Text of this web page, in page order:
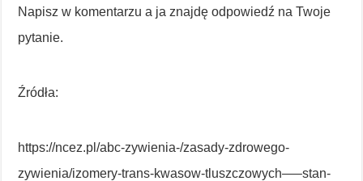
Napisz w komentarzu a ja znajdę odpowiedź na Twoje
pytanie.
Źródła:
https://ncez.pl/abc-zywienia-/zasady-zdrowego-
zywienia/izomery-trans-kwasow-tluszczowych—–stan-